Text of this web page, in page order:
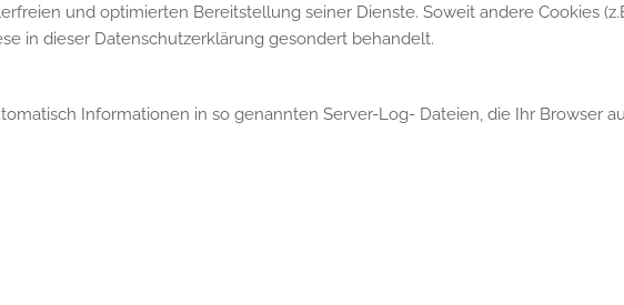
und optimierten Bereitstellung seiner Dienste. Soweit andere Cookies
in dieser Datenschutzerklärung gesondert behandelt.
Informationen in so genannten Server-Log- Dateien, die Ihr Browser